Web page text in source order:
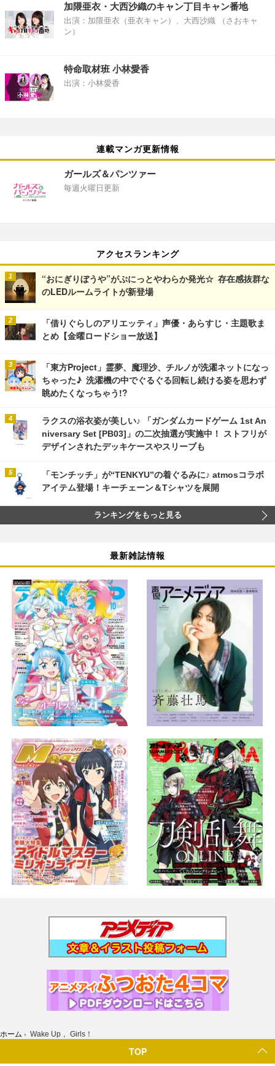
加隈亜衣・大西沙織のキャン丁目キャン番地
出演：加隈亜衣（亜衣キャン）、大西沙織 （さおキャ
ン）
特命取材班 小林愛香
出演：小林愛香
連載マンガ更新情報
ガールズ＆パンツァー
毎週火曜日更新
アクセスランキング
“おにぎりぼうや”がぷにっとやわらか発光☆ 存在感抜群な
のLEDルームライトが新登場
「借りぐらしのアリエッティ」声優・あらすじ・主題歌ま
とめ【金曜ロードショー放送】
「東方Project」霊夢、魔理沙、チルノが洗濯ネットになっ
ちゃった♪ 洗濯機の中でぐるぐる回転し続ける姿を思わず
眺めたくなっちゃう!?
ラクスの浴衣姿が美しい♪ 「ガンダムカードゲーム 1st An
niversary Set [PB03]」の二次抽選が実施中！ ストフリが
デザインされたデッキケースやスリーブも
「モンチッチ」が“TENKYU”の着ぐるみに♪ atmosコラボ
アイテム登場！キーチェーン＆Tシャツを展開
ランキングをもっと見る
最新雑誌情報
ホーム › Wake Up， Girls！
TOP